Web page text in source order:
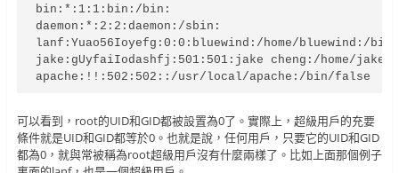
bin:*:1:1:bin:/bin:
daemon:*:2:2:daemon:/sbin:
lanf:Yuao56Ioyefg:0:0:bluewind:/home/bluewind:/bin/
jake:gUyfaiIodashfj:501:501:jake cheng:/home/
apache:!!:502:502::/usr/local/apache:/bin/false
可以看到，root的UID和GID都被設置為0了。實際上，超級用戶的充要
條件就是UID和GID都等於0。也就是說，任何用戶，只要它的UID和GID
都為0，就與常被稱為root超級用戶沒有什麼兩樣了。比如上面那個例子